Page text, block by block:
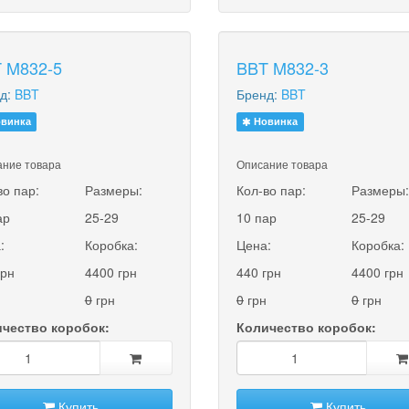
M832-5
BBT
товара
пар:
Размеры:
25-29
Коробка:
4400 грн
0грн
коробок:
BBT M832-3
Бренд: BBT
Новинка
Описание товара
Кол-во пар:
10 пар
Размеры:
25-29
Цена:
440 грн
0грн
Коробка:
4400 грн
0грн
Количество коробок: